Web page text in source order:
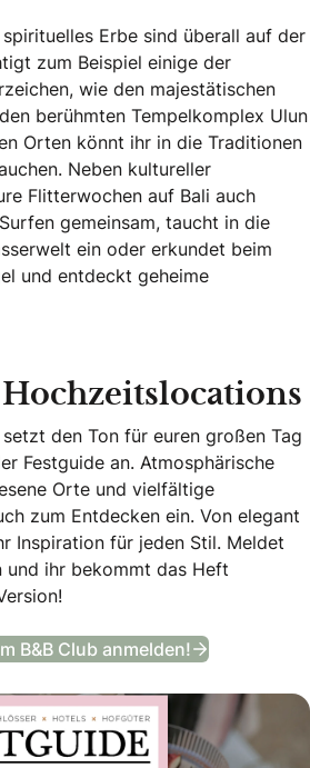
Erbe sind überall auf der
zum Beispiel einige der
wie den majestätischen
berühmten Tempelkomplex Ulun
Orten könnt ihr in die Traditionen
Neben kultureller
Flitterwochen auf Bali auch
gemeinsam, taucht in die
ein oder erkundet beim
und entdeckt geheime
den Ton für euren großen Tag
Festguide an. Atmosphärische
Orte und vielfältige
zum Entdecken ein. Von elegant
Inspiration für jeden Stil. Meldet
und ihr bekommt das Heft
B&B Club anmelden! Festguide